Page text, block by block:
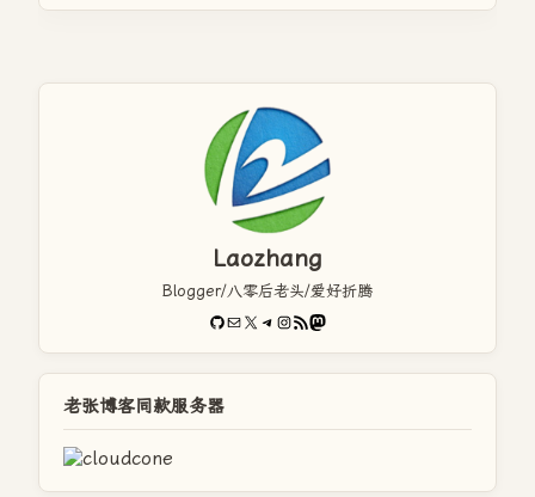
Laozhang
Blogger/八零后老头/爱好折腾
GitHub
电子邮件X Telegram
Instagram
RSS FeedMastodon
老张博客同款服务器